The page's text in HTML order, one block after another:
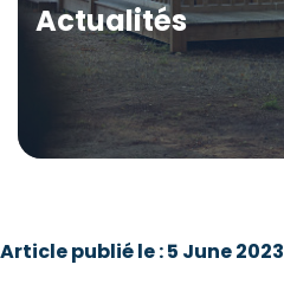
Actualités
Article publié le : 5 June 2023